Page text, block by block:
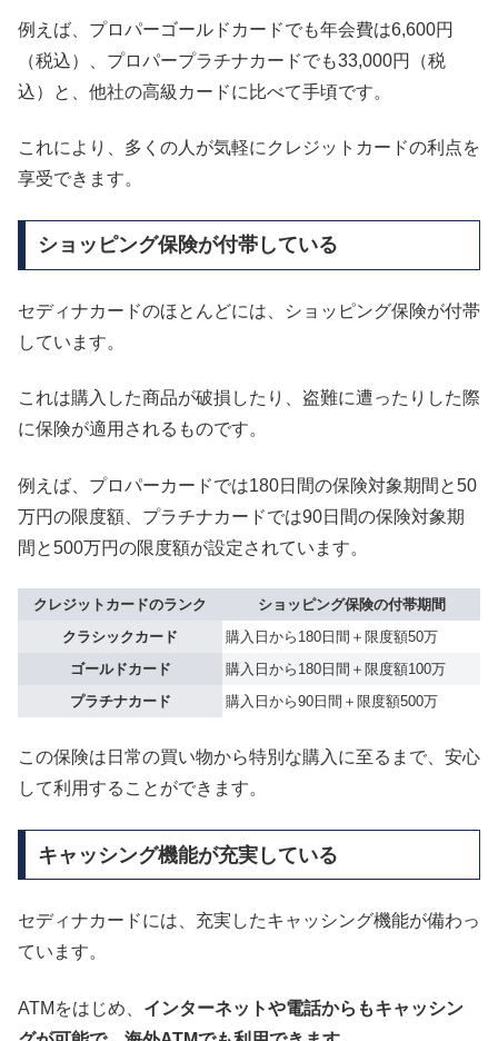
例えば、プロパーゴールドカードでも年会費は6,600円
（税込）、プロパープラチナカードでも33,000円（税
込）と、他社の高級カードに比べて手頃です。
これにより、多くの人が気軽にクレジットカードの利点を
享受できます。
ショッピング保険が付帯している
セディナカードのほとんどには、ショッピング保険が付帯
しています。
これは購入した商品が破損したり、盗難に遭ったりした際
に保険が適用されるものです。
例えば、プロパーカードでは180日間の保険対象期間と50
万円の限度額、プラチナカードでは90日間の保険対象期
間と500万円の限度額が設定されています。
クレジットカードのランク
ショッピング保険の付帯期間
クラシックカード
購入日から180日間＋限度額50万
ゴールドカード
購入日から180日間＋限度額100万
プラチナカード
購入日から90日間＋限度額500万
この保険は日常の買い物から特別な購入に至るまで、安心
して利用することができます。
キャッシング機能が充実している
セディナカードには、充実したキャッシング機能が備わっ
ています。
ATMをはじめ、 インターネットや電話からもキャッシン